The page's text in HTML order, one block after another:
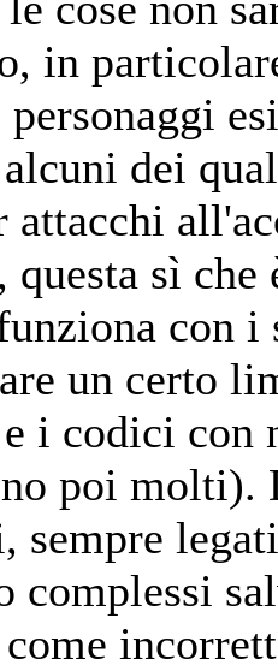
in
dei
attacchi
questa sì
con
un certo
i codici con
poi
sempre
complessi